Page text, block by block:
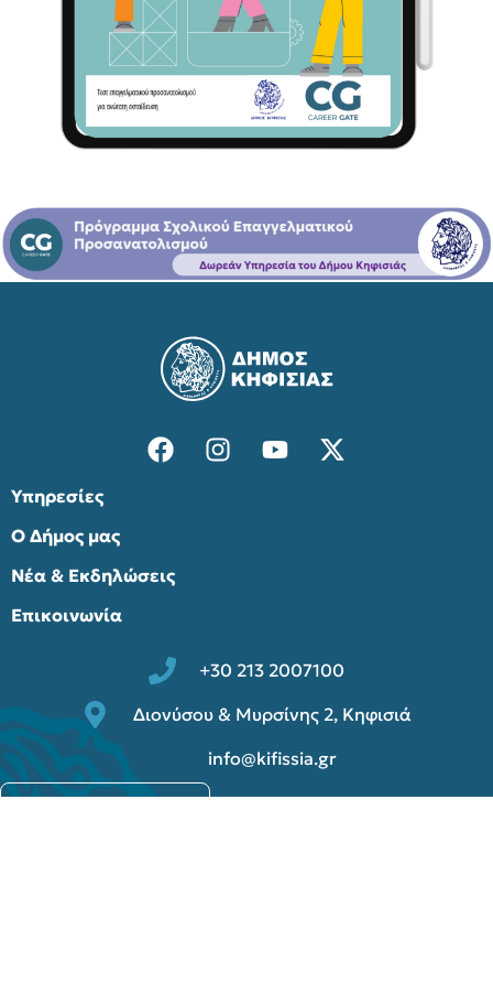
Υπηρεσίες
Ο Δήμος μας
Νέα & Εκδηλώσεις
Επικοινωνία
+30 213 2007100
Διονύσου & Μυρσίνης 2, Κηφισιά
info@kifissia.gr